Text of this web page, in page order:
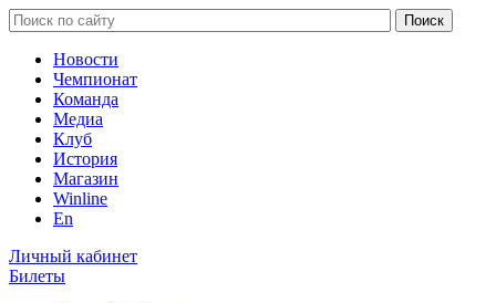
Новости
Чемпионат
Команда
Медиа
Клуб
История
Магазин
Winline
En
Личный кабинет
Билеты